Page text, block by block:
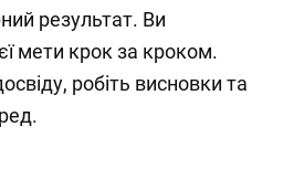
результат. Ви
мети крок за кроком.
робіть висновки та